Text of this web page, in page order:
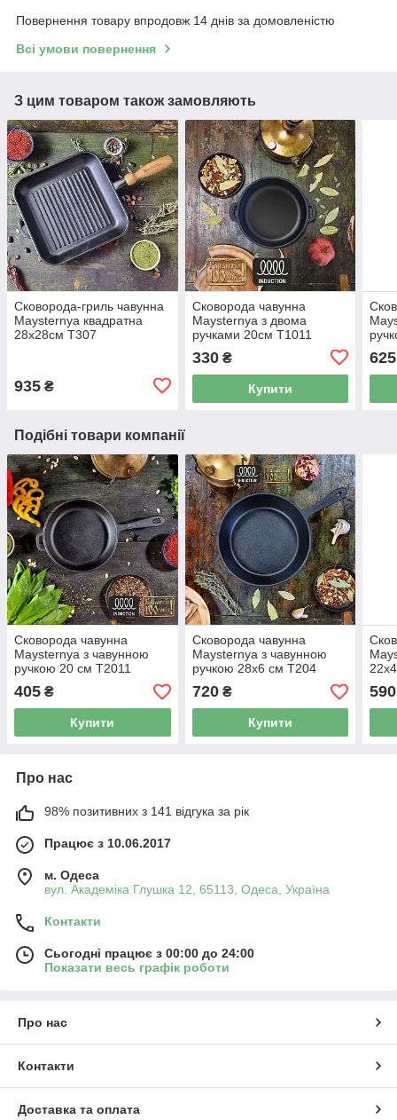
Повернення товару впродовж 14 днів за домовленістю
Всі умови повернення
З цим товаром також замовляють
Сковорода-гриль чавунна
Maysternya квадратна
28х28см Т307
935 ₴
Сковорода чавунна
Maysternya з двома
ручками 20см Т1011
330₴
Купити
625
Подібні товари компанії
Сковорода чавунна
Maysternya з чавунною
ручкою 20 см Т2011
405 ₴
Купити
Сковорода чавунна
Maysternya з чавунною
ручкою 28х6 см Т204
720₴
Купити
590
Про нас
98% позитивних з 141 відгука за рік
Працює з 10.06.2017
м. Одеса
вул. Академіка Глушка 12, 65113, Одеса, Україна
Контакти
Сьогодні працює з 00:00 до 24:00
Показати весь графік роботи
Про нас
Контакти
Доставка та оплата